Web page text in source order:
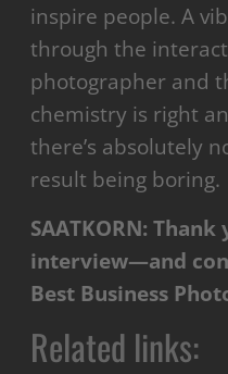
inspire people. A
through the
photographer and
chemistry is right
there’s absolutely
result being boring.
SAATKORN:
interview—and
Best Business
Related links: